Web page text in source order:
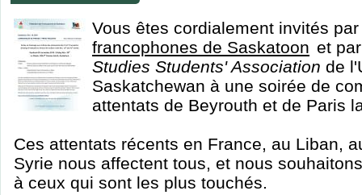
Vous êtes cordialement invités
francophones de Saskatoon et
Studies Students' Association de
Saskatchewan à une soirée de
attentats de Beyrouth et de Paris
Ces attentats récents en France, au Liban,
Syrie nous affectent tous, et nous
à ceux qui sont les plus touchés.